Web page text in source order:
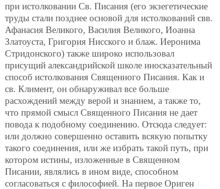
при истолковании Св. Писания (его экзегетические
труды стали позднее основой для истолкований свв.
Афанасия Великого, Василия Великого, Иоанна
Златоуста, Григория Нисского и блаж. Иеронима
Стридонского) также широко использовал
присущий александрийской школе иносказательный
способ истолкования Священного Писания. Как и
св. Климент, он обнаруживал все больше
расхождений между верой и знанием, а также то,
что прямой смысл Священного Писания не дает
повода к подобному соединению. Отсюда следует:
или должно совершенно оставить всякую попытку
такого соединения, или же избрать такой путь, при
котором истины, изложенные в Священном
Писании, являлись в ином виде, способном
согласоваться с философией. На первое Ориген